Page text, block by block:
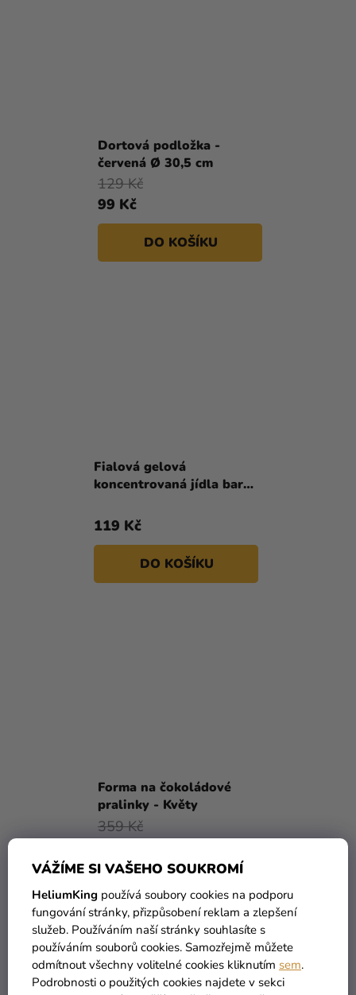
VÁŽÍME SI VAŠEHO SOUKROMÍ
HeliumKing používá soubory cookies na podporu
fungování stránky, přizpůsobení reklam a zlepšení
služeb. Používáním naší stránky souhlasíte s
používáním souborů cookies. Samozřejmě můžete
odmítnout všechny volitelné cookies kliknutím sem.
Podrobnosti o použitých cookies najdete v sekci
Dortová podložka -
červená Ø 30,5 cm
99 Kč
129 Kč
DO KOŠÍKU
Fialová gelová
koncentrovaná jídla barva
119 Kč
DO KOŠÍKU
Forma na čokoládové
pralinky - Květy
359 Kč